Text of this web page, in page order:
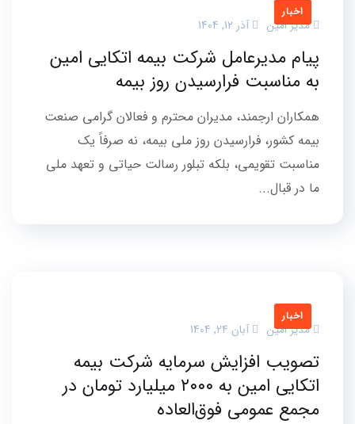
اخبار
مدیر امین آذر 12, 1404
پیام مدیرعامل شرکت بیمه اتکایی امین
به مناسبت فرارسیدن روز بیمه
همکاران ارجمند، مدیران محترم و فعالان گرامی صنعت
بیمه کشور، فرارسیدن روز ملی بیمه، نه صرفاً یک
مناسبت تقویمی، بلکه تبلور رسالت حیاتی و تعهد ملی
ما در قبال...
اخبار
مدیر امین آبان 24, 1404
تصویب افزایش سرمایه شرکت بیمه
اتکایی امین به ۲۰۰۰ میلیارد تومان در
مجمع عمومی فوق‌العاده